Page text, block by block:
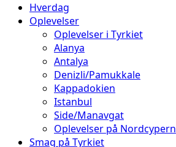
Hverdag
Oplevelser
Oplevelser i Tyrkiet
Alanya
Antalya
Denizli/Pamukkale
Kappadokien
Istanbul
Side/Manavgat
Oplevelser på Nordcypern
Smag på Tyrkiet